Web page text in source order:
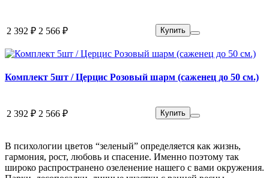
2 392 ₽ 2 566 ₽ Купить
Комплект 5шт / Церцис Розовый шарм (саженец до 50 см.)
2 392 ₽ 2 566 ₽ Купить
В психологии цветов “зеленый” определяется как жизнь,
гармония, рост, любовь и спасение. Именно поэтому так
широко распространено озеленение нашего с вами окружения.